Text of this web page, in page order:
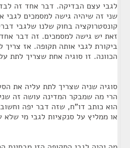
לגבי עצם הבדיקה. דבר אחד זה
שני זה שיהיה גישה למסמכים לגבי
קונסטרוקציה בחוק שלנו שלגבי
זאת יש גישה למסמכים. זה דבר
ביקורת לגבי אותה תקופה. אז צריך
הכוונה. זו סוגיה אחת שצריך לתת
סוגיה שניה שצריך לתת עליה את
הרי מה שמבקר המדינה עושה זה
הוא כותב דו"ח, שזה דבר יפה
או ממליץ על סנקציות לגבי מי